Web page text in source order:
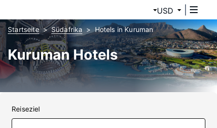
USD
Startseite Südafrika Hotels in Kuruman
Kuruman Hotels
Reiseziel